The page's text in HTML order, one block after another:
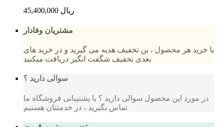
45,400,000 ریال
مشتریان وفادار
با خرید هر محصول ، بن تخفیف هدیه می گیرید و در خرید های
بعدی تخفیف شگفت انگیز دریافت میکنید
سوالی دارید ؟
در مورد این محصول سوالی دارید ؟ با پشتیبانی فروشگاه ما
تماس بگیرید ، در خدمتتان هستیم